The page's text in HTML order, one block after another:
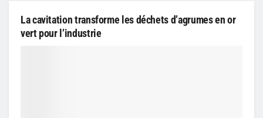
La cavitation transforme les déchets d’agrumes en or
vert pour l’industrie